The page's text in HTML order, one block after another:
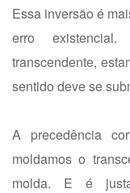
Essa inversão é
erro
transcendente,
sentido deve se
A precedência
moldamos o
molda. E é